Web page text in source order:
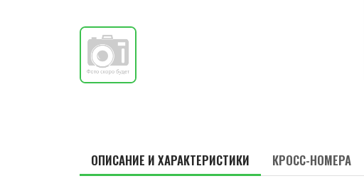
ОПИСАНИЕ И ХАРАКТЕРИСТИКИ КРОСС-НОМЕРА